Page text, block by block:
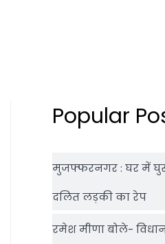
Popular
मुजफ्फरनगर : घर में
दलित लड़की का रेप
रमेश मीणा बोले-